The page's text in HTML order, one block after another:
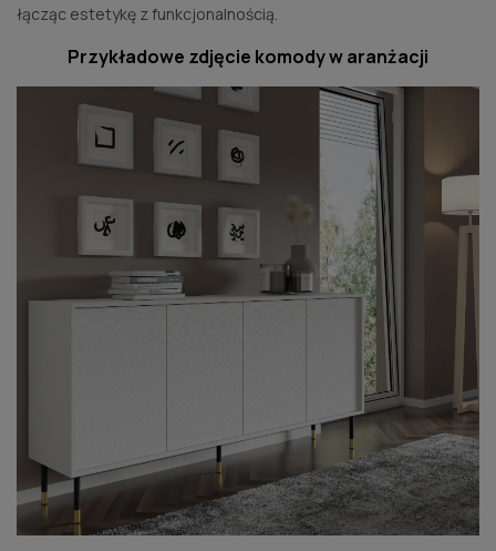
łącząc estetykę z funkcjonalnością.
Przykładowe zdjęcie komody w aranżacji